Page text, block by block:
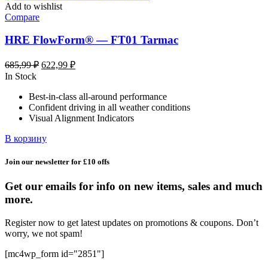
Add to wishlist
Compare
HRE FlowForm® — FT01 Tarmac
685,99₽ Первоначальная
685,99 ₽.
622,99 ₽Текущая
In Stock
Best-in-class all-around performance
Confident driving in all weather conditions
Visual Alignment Indicators
В корзину
Join our newsletter for £10 offs
Get our emails for info on new items, sales and much
more.
Register now to get latest updates on promotions & coupons. Don’t
worry, we not spam!
[mc4wp_form id="2851"]